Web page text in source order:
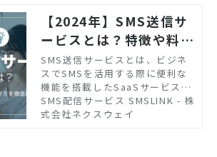
【2024年】SMS送信サ
ービスとは？特徴や料
金、選び方を徹底解説！
SMS送信サービスとは、ビジネ
スでSMSを活用する際に便利な
機能を搭載したSaaSサービスの
ことです。この記事ではSMS配
信サービスの導入を検討してい
SMS配信サービス SMSLINK - 株
式会社ネクスウェイ